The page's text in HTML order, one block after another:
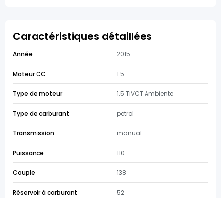
Caractéristiques détaillées
Année 2015
Moteur CC 1.5
Type de moteur 1.5 TiVCT Ambiente
Type de carburant petrol
Transmission manual
Puissance 110
Couple 138
Réservoir à carburant 52